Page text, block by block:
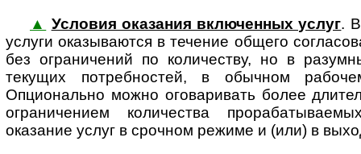
▲ Условия оказания включенных услуг.
услуги оказы­ваются в тече­ние общего
без ограни­чений по количеству, но в
текущих потреб­ностей, в обыч­ном
Опционально можно огова­ривать более
ограни­чением коли­чества
оказание услуг в срочном режиме и (или) в